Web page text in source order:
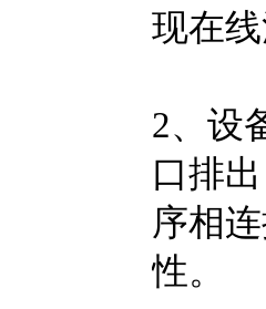
现在
2、设
口排
序相
性。